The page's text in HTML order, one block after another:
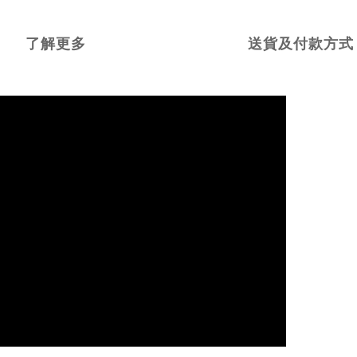
了解更多 送貨及付款方式